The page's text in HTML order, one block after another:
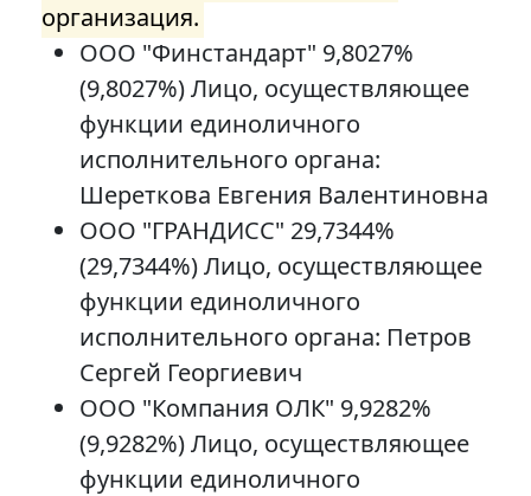
организация.
ООО "Финстандарт" 9,8027%
(9,8027%) Лицо, осуществляющее
функции единоличного
исполнительного органа:
Шереткова Евгения Валентиновна
ООО "ГРАНДИСС" 29,7344%
(29,7344%) Лицо, осуществляющее
функции единоличного
исполнительного органа: Петров
Сергей Георгиевич
ООО "Компания ОЛК" 9,9282%
(9,9282%) Лицо, осуществляющее
функции единоличного